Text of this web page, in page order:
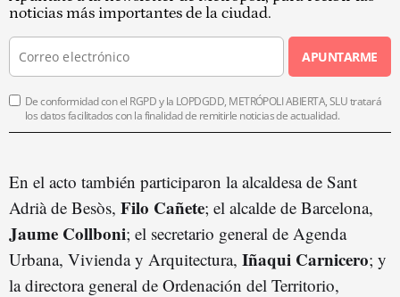
noticias más importantes de la ciudad.
APUNTARME
De conformidad con el RGPD y la LOPDGDD, METRÓPOLI ABIERTA, SLU tratará
los datos facilitados con la finalidad de remitirle noticias de actualidad.
En el acto también participaron la alcaldesa de Sant
Adrià de Besòs, Filo Cañete; el alcalde de Barcelona,
Jaume Collboni; el secretario general de Agenda
Urbana, Vivienda y Arquitectura, Iñaqui Carnicero; y
la directora general de Ordenación del Territorio,